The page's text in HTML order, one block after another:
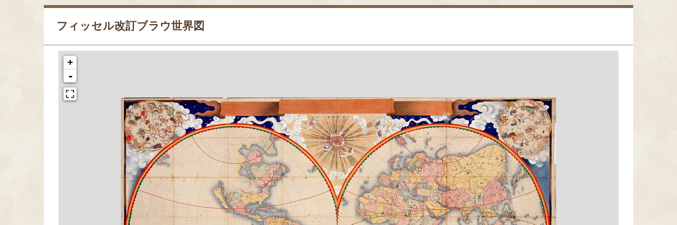
フィッセル改訂ブラウ世界図
+
-